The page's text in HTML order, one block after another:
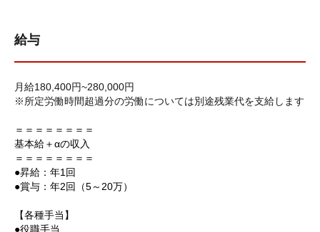
給与
月給180,400円~280,000円
※所定労働時間超過分の労働については別途残業代を支給します
＝＝＝＝＝＝＝＝
基本給＋αの収入
＝＝＝＝＝＝＝＝
●昇給：年1回
●賞与：年2回（5～20万）
【各種手当】
●役職手当